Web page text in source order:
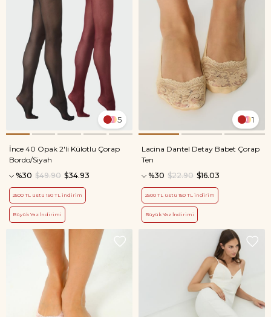
5
İnce 40 Opak 2'li Külotlu Çorap
Bordo/Siyah
%30
$34.93
$49.90
2500 TL üstü 150 TL indirim
Büyük Yaz İndirimi
1
Lacina Dantel Detay Babet Çorap
Ten
%30
$16.03
$22.90
2500 TL üstü 150 TL indirim
Büyük Yaz İndirimi